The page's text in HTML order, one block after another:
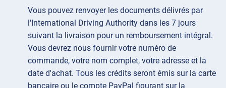
Vous pouvez renvoyer les documents délivrés par
l'International Driving Authority dans les 7 jours
suivant la livraison pour un remboursement intégral.
Vous devrez nous fournir votre numéro de
commande, votre nom complet, votre adresse et la
date d'achat. Tous les crédits seront émis sur la carte
bancaire ou le compte PayPal figurant sur la